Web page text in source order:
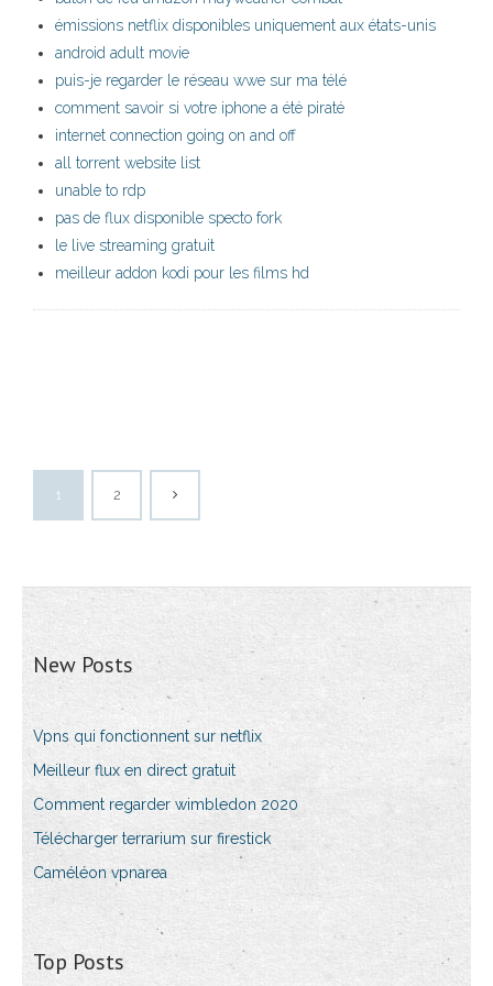
émissions netflix disponibles uniquement aux états-unis
android adult movie
puis-je regarder le réseau wwe sur ma télé
comment savoir si votre iphone a été piraté
internet connection going on and off
all torrent website list
unable to rdp
pas de flux disponible specto fork
le live streaming gratuit
meilleur addon kodi pour les films hd
1 2
New Posts
Vpns qui fonctionnent sur netflix
Meilleur flux en direct gratuit
Comment regarder wimbledon 2020
Télécharger terrarium sur firestick
Caméléon vpnarea
Top Posts